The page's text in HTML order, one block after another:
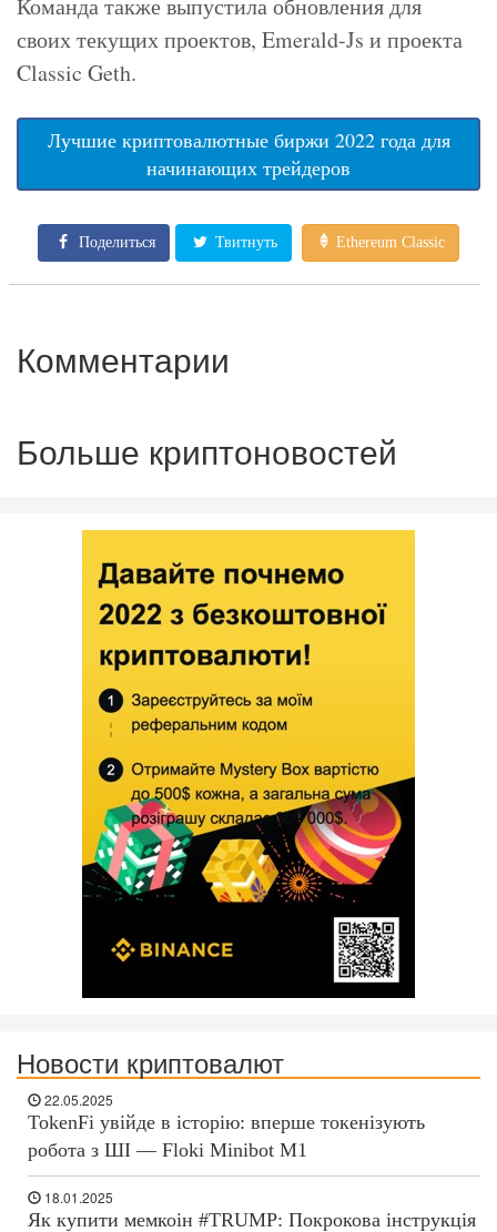
своих текущих проектов, Emerald-Js и проекта
Classic Geth.
Лучшие криптовалютные биржи 2022 года для
начинающих трейдеров
Поделиться Твитнуть Ethereum Classic
Комментарии
Больше криптоновостей
Новости криптовалют
22.05.2025
TokenFi увійде в історію: вперше токенізують
робота з ШІ — Floki Minibot M1
18.01.2025
Як купити мемкоін #TRUMP: Покрокова інструкція